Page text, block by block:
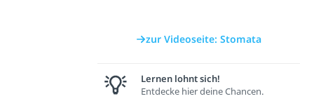
zur Videoseite: Stomata
Lernen lohnt sich!
Entdecke hier deine Chancen.